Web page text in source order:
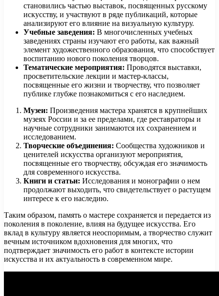
становились частью выставок, посвященных русскому
искусству, и участвуют в ряде публикаций, которые
анализируют его влияние на визуальную культуру.
Учебные заведения: В многочисленных учебных
заведениях страны изучают его работы, как важный
элемент художественного образования, что способствует
воспитанию нового поколения творцов.
Тематические мероприятия: Проводятся выставки,
просветительские лекции и мастер-классы,
посвященные его жизни и творчеству, что позволяет
публике глубже познакомиться с его наследием.
Музеи: Произведения мастера хранятся в крупнейших
музеях России и за ее пределами, где реставраторы и
научные сотрудники занимаются их сохранением и
исследованием.
Творческие объединения: Сообщества художников и
ценителей искусства организуют мероприятия,
посвященные его творчеству, обсуждая его значимость
для современного искусства.
Книги и статьи: Исследования и монографии о нем
продолжают выходить, что свидетельствует о растущем
интересе к его наследию.
Таким образом, память о мастере сохраняется и передается из
поколения в поколение, влияя на будущее искусства. Его
вклад в культуру является неоспоримым, а творчество служит
вечным источником вдохновения для многих, что
подтверждает значимость его работ в контексте истории
искусства и их актуальность в современном мире.